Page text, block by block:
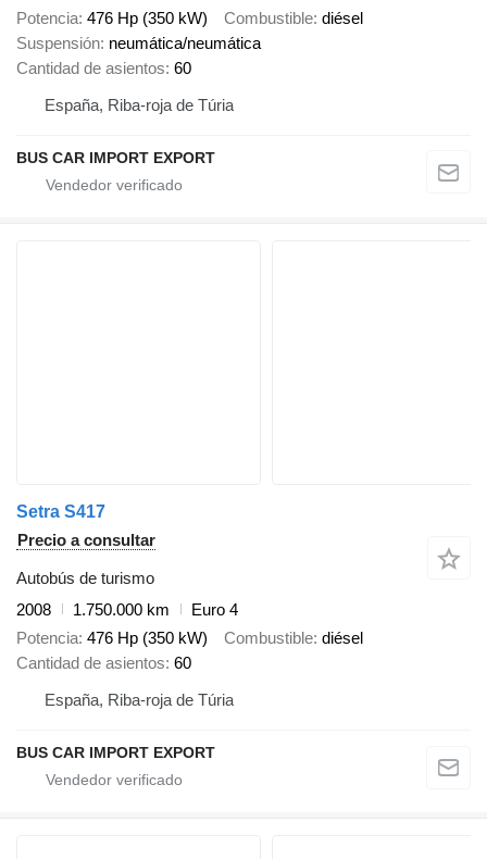
Potencia 476 Hp (350 kW) Combustible diésel
Suspensión neumática/neumática
Cantidad de asientos 60
España, Riba-roja de Túria
BUS CAR IMPORT EXPORT
Setra S417
Precio a consultar
Autobús de turismo
2008
1.750.000 km
Euro 4
Potencia 476 Hp (350 kW) Combustible diésel
Cantidad de asientos 60
España, Riba-roja de Túria
BUS CAR IMPORT EXPORT